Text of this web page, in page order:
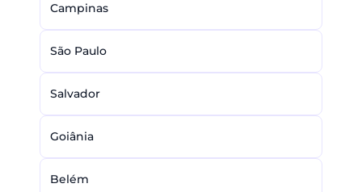
Campinas
São Paulo
Salvador
Goiânia
Belém